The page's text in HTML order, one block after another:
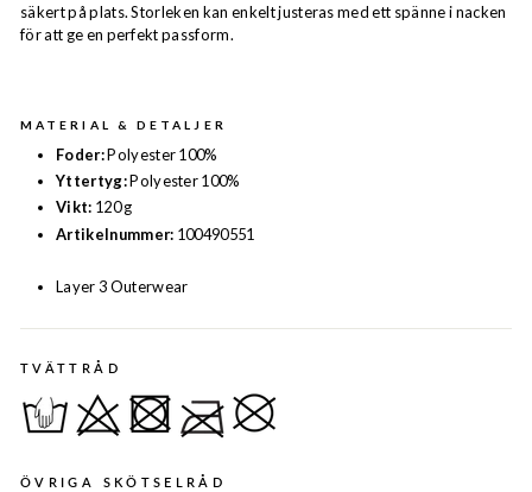
säkert på plats. Storleken kan enkelt justeras med ett spänne i nacken
för att ge en perfekt passform.
MATERIAL & DETALJER
Foder:Polyester 100%
Yttertyg:Polyester 100%
Vikt: 120 g
Artikelnummer: 100490551
Layer 3 Outerwear
TVÄTTRÅD
ÖVRIGA SKÖTSELRÅD